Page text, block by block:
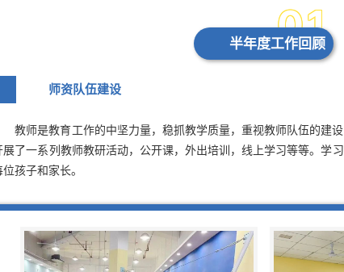
01
半年度工作回顾
师资队伍建设
教师是教育工作的中坚力量，稳抓教学质量，重视教师队伍的建
展了一系列教师教研活动，公开课，外出培训，线上学习等等。学
位孩子和家长。